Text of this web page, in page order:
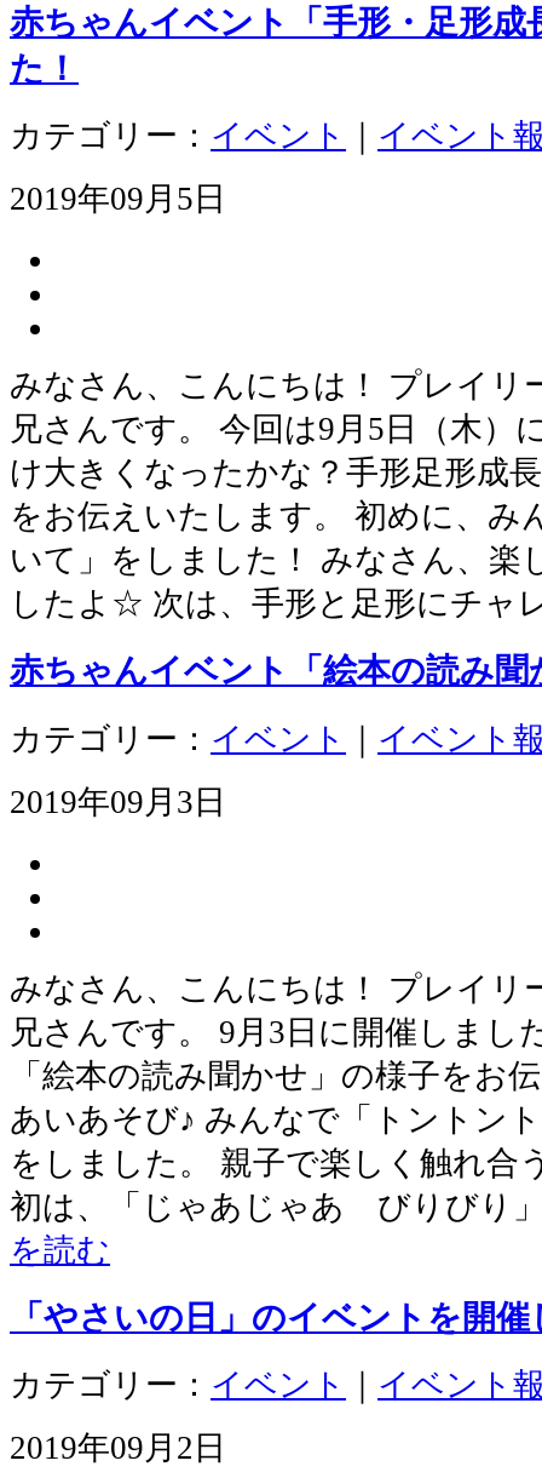
赤ちゃんイベント「手形・足形成
た！
カテゴリー： イベント
イベント
2019年09月5日
みなさん、こんにちは！ プレイリ
兄さんです。 今回は9月5日（木）
け大きくなったかな？手形足形成
をお伝えいたします。 初めに、
いて」をしました！ みなさん、楽
したよ☆ 次は、手形と足形にチャ
赤ちゃんイベント「絵本の読み
カテゴリー： イベント
イベント
2019年09月3日
みなさん、こんにちは！ プレイリ
兄さんです。 9月3日に開催しまし
「絵本の読み聞かせ」の様子をお
あいあそび♪ みんなで「トントン
をしました。 親子で楽しく触れ合
初は、「じゃあじゃあ びりびり
を読む
「やさいの日」のイベントを開
カテゴリー： イベント
イベント
2019年09月2日